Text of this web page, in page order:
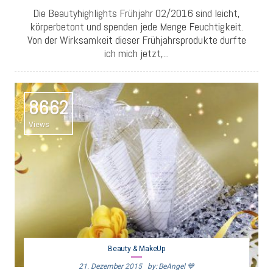
Die Beautyhighlights Frühjahr 02/2016 sind leicht,
körperbetont und spenden jede Menge Feuchtigkeit.
Von der Wirksamkeit dieser Frühjahrsprodukte durfte
ich mich jetzt,...
8662
Views
Beauty & MakeUp
21. Dezember 2015 By: BeAngel 💙